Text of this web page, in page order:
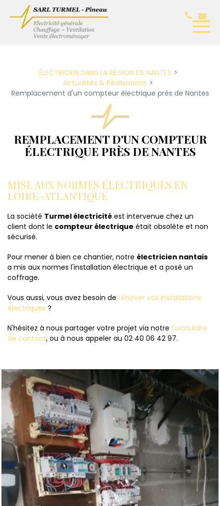
ÉLECTRICIEN DANS LA RÉGION DE NANTES
Actualités & Réalisations
Remplacement d'un compteur électrique près de Nantes
REMPLACEMENT D'UN COMPTEUR
ÉLECTRIQUE PRÈS DE NANTES
MISE AUX NORMES ÉLECTRIQUES EN
LOIRE-ATLANTIQUE
La société Turmel électricité est intervenue chez un
client dont le compteur électrique était obsolète et non
sécurisé.
Pour mener à bien ce chantier, notre électricien nantais
a mis aux normes l'installation électrique et a posé un
coffrage.
Vous aussi, vous avez besoin de rénover vos installations
électriques ?
N'hésitez à nous partager votre projet via notre formulaire
de contact, ou à nous appeler au 02 40 06 42 97.
Panneau de gestion des cookies